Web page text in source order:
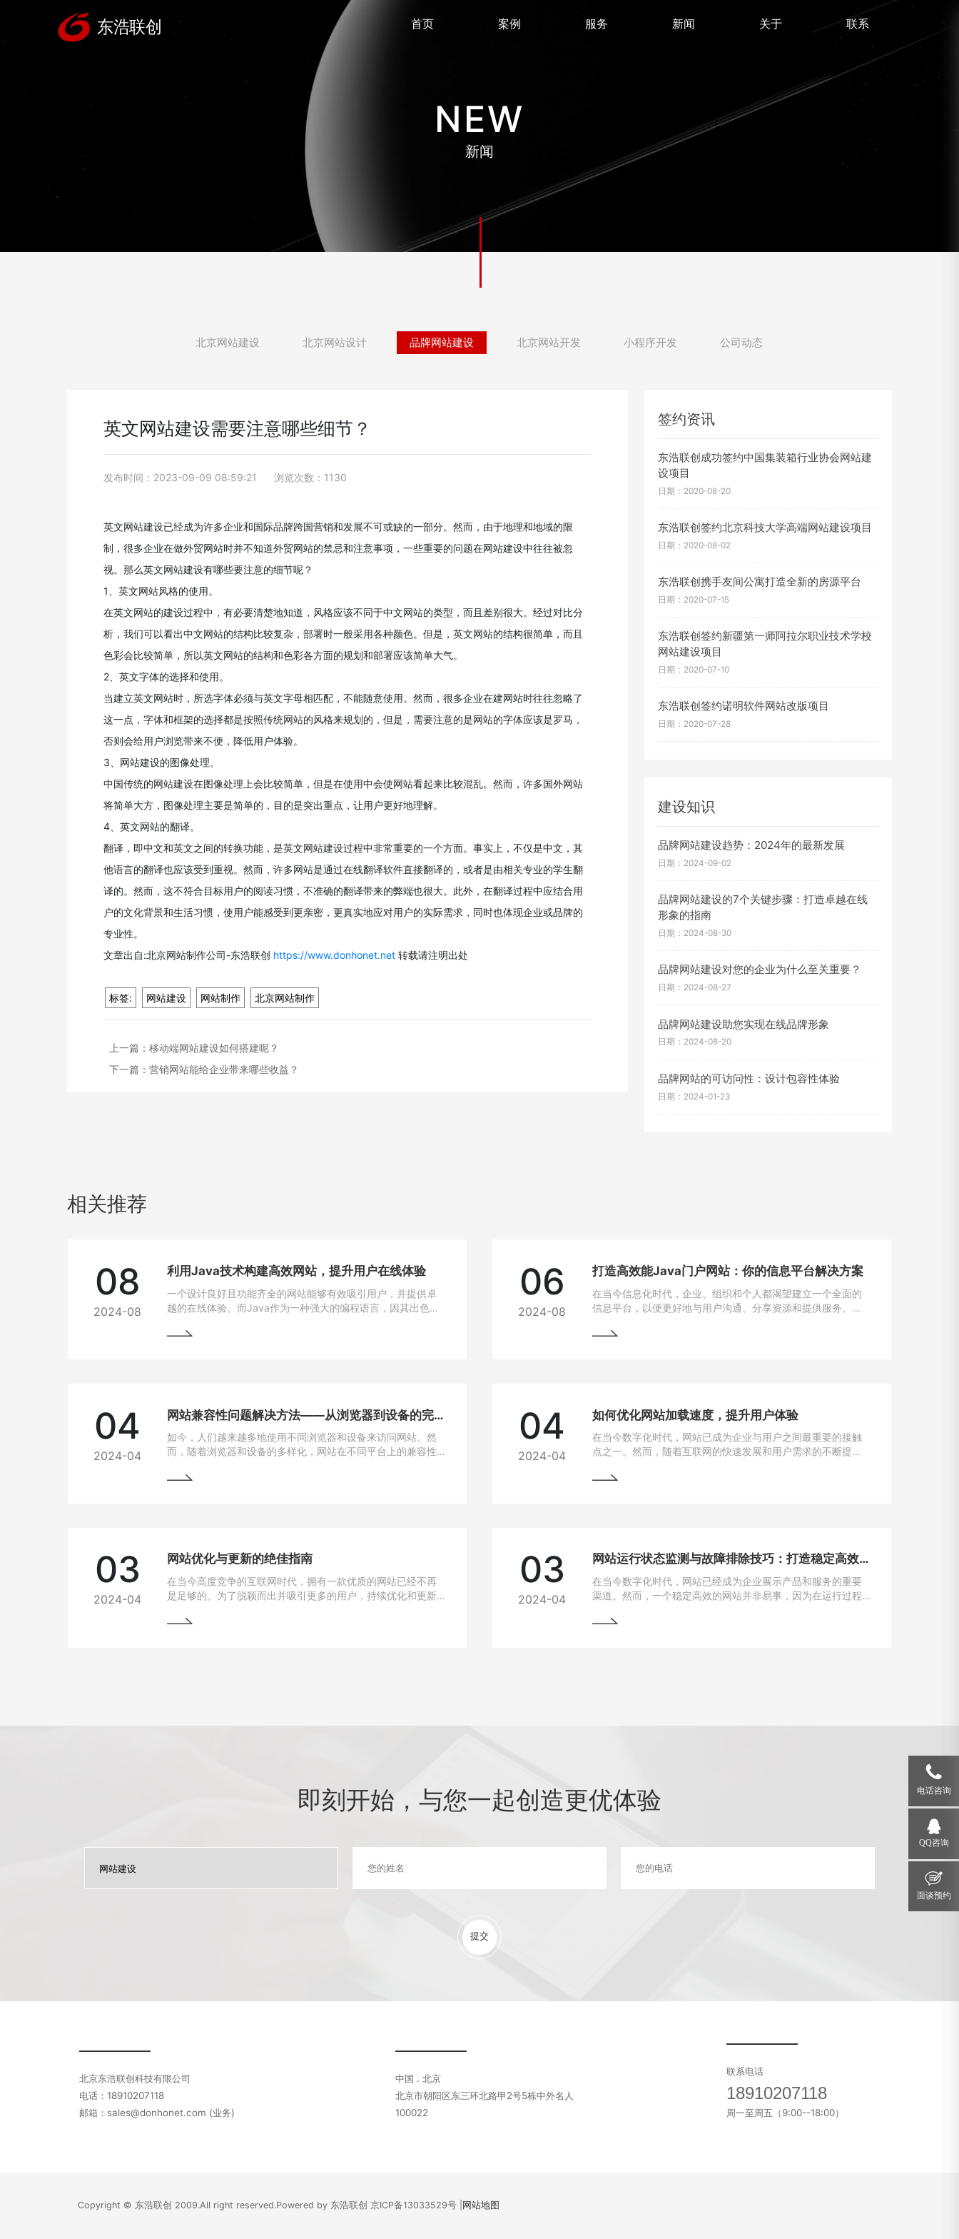
首页 案例 服务 新闻 关于 联系
NEW
新闻
北京网站建设 北京网站设计 品牌网站建设 北京网站开发 小程序开发 公司动态
英文网站建设需要注意哪些细节？
发布时间：2023-09-09 08:59:21 浏览次数：1130
英文网站建设已经成为许多企业和国际品牌跨国营销和发展不可或缺的一部分。然而，由于地理和地域的限
制，很多企业在做外贸网站时并不知道外贸网站的禁忌和注意事项，一些重要的问题在网站建设中往往被忽
视。那么英文网站建设有哪些要注意的细节呢？
1、英文网站风格的使用。
在英文网站的建设过程中，有必要清楚地知道，风格应该不同于中文网站的类型，而且差别很大。经过对比分
析，我们可以看出中文网站的结构比较复杂，部署时一般采用各种颜色。但是，英文网站的结构很简单，而且
色彩会比较简单，所以英文网站的结构和色彩各方面的规划和部署应该简单大气。
2、英文字体的选择和使用。
当建立英文网站时，所选字体必须与英文字母相匹配，不能随意使用。然而，很多企业在建网站时往往忽略了
这一点，字体和框架的选择都是按照传统网站的风格来规划的，但是，需要注意的是网站的字体应该是罗马，
否则会给用户浏览带来不便，降低用户体验。
3、网站建设的图像处理。
中国传统的网站建设在图像处理上会比较简单，但是在使用中会使网站看起来比较混乱。然而，许多国外网站
将简单大方，图像处理主要是简单的，目的是突出重点，让用户更好地理解。
4、英文网站的翻译。
翻译，即中文和英文之间的转换功能，是英文网站建设过程中非常重要的一个方面。事实上，不仅是中文，其
他语言的翻译也应该受到重视。然而，许多网站是通过在线翻译软件直接翻译的，或者是由相关专业的学生翻
译的。然而，这不符合目标用户的阅读习惯，不准确的翻译带来的弊端也很大。此外，在翻译过程中应结合用
户的文化背景和生活习惯，使用户能感受到更亲密，更真实地应对用户的实际需求，同时也体现企业或品牌的
专业性。
文章出自:北京网站制作公司-东浩联创 https://www.donhonet.net 转载请注明出处
标签: 网站建设 网站制作 北京网站制作
上一篇：移动端网站建设如何搭建呢？
下一篇：营销网站能给企业带来哪些收益？
签约资讯
东浩联创成功签约中国集装箱行业协会网站建
设项目
日期：2020-08-20
东浩联创签约北京科技大学高端网站建设项目
日期：2020-08-02
东浩联创携手友间公寓打造全新的房源平台
日期：2020-07-15
东浩联创签约新疆第一师阿拉尔职业技术学校
网站建设项目
日期：2020-07-10
东浩联创签约诺明软件网站改版项目
日期：2020-07-28
建设知识
品牌网站建设趋势：2024年的最新发展
日期：2024-09-02
品牌网站建设的7个关键步骤：打造卓越在线
形象的指南
日期：2024-08-30
品牌网站建设对您的企业为什么至关重要？
日期：2024-08-27
品牌网站建设助您实现在线品牌形象
日期：2024-08-20
品牌网站的可访问性：设计包容性体验
日期：2024-01-23
相关推荐
08
2024-08
利用Java技术构建高效网站，提升用户在线体验
一个设计良好且功能齐全的网站能够有效吸引用户，并提供卓
越的在线体验。而Java作为一种强大的编程语言，因其出色的
06
2024-08
打造高效能Java门户网站：你的信息平台解决方案
在当今信息化时代，企业、组织和个人都渴望建立一个全面的
信息平台，以便更好地与用户沟通、分享资源和提供服务。
选技术之一。
04
2024-04
网站兼容性问题解决方法——从浏览器到设备的完美适配
如今，人们越来越多地使用不同浏览器和设备来访问网站。然
而，随着浏览器和设备的多样化，网站在不同平台上的兼容性
上都能有良好的使用体验，我们需要找到解决这些问题的方
04
2024-04
如何优化网站加载速度，提升用户体验
在当今数字化时代，网站已成为企业与用户之间最重要的接触
点之一。然而，随着互联网的快速发展和用户需求的不断提
说，如果一个网站的加载速度过慢，用户很可能会选择离开，
03
2024-04
网站优化与更新的绝佳指南
在当今高度竞争的互联网时代，拥有一款优质的网站已经不再
是足够的。为了脱颖而出并吸引更多的用户，持续优化和更新
优化与更新，以帮助您实现网站的最大化价值。阅读本文，您
03
2024-04
网站运行状态监测与故障排除技巧：打造稳定高效的在线平台
在当今数字化时代，网站已经成为企业展示产品和服务的重要
渠道。然而，一个稳定高效的网站并非易事，因为在运行过程
与故障排除的技巧，帮助网站管理员掌握关键要领，确保网站
即刻开始，与您一起创造更优体验
提交
北京东浩联创科技有限公司
电话：18910207118
邮箱：sales@donhonet.com (业务)
中国 . 北京
北京市朝阳区东三环北路甲2号5栋中外名人
100022
联系电话
18910207118
周一至周五（9:00--18:00）
Copyright © 东浩联创 2009.All right reserved.Powered by 东浩联创京ICP备13033529号 网站地图
电话咨询
QQ咨询
面谈预约